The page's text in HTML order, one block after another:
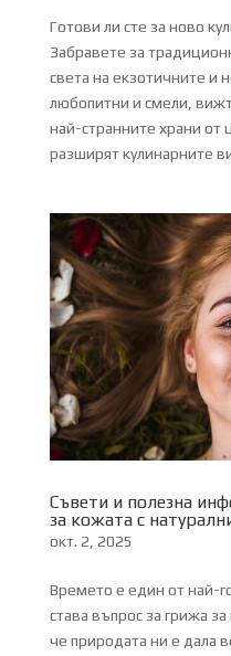
Готови ли сте за ново
Забравете за
света на екзотичните и
любопитни и смели,
най-странните храни от
разширят кулинарните
Съвети и полезна
за кожата с
окт. 2, 2025
Времето е един от най-
става въпрос за грижа
че природата ни е дала